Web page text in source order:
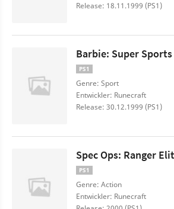
Release: 18.11.1999 (PS1)
Barbie: Super Sports
PS1
Genre: Sport
Entwickler: Runecraft
Release: 30.12.1999 (PS1)
Spec Ops: Ranger
PS1
Genre: Action
Entwickler: Runecraft